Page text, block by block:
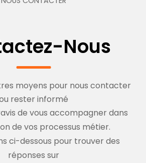
Nous
moyens pour nous contacter
rester informé
de vous accompagner dans
de vos processus métier.
ci-dessous pour trouver des
réponses sur